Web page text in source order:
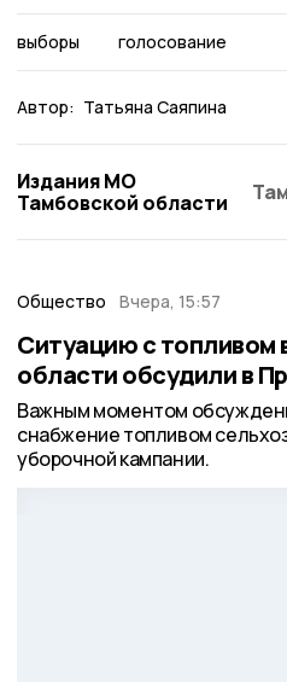
выборы голосование
Автор: Татьяна Саяпина
Издания МО
Тамбовской области
Общество Вчера, 15:57
Ситуацию с топливом
области обсудили в
Важным моментом
снабжение топливом
уборочной кампании.